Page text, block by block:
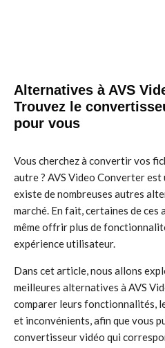
Alternatives à AVS
Trouvez le
pour vous
Vous cherchez à convertir vos
autre ? AVS Video Converter
existe de nombreuses autres
marché. En fait, certaines de
même offrir plus de
expérience utilisateur.
Dans cet article, nous allons
meilleures alternatives à AVS
comparer leurs fonctionnalités,
et inconvénients, afin que vous
convertisseur vidéo qui